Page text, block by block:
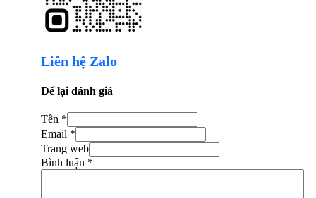
Liên hệ Zalo
Để lại đánh giá
Tên *
Email *
Trang web
Bình luận *